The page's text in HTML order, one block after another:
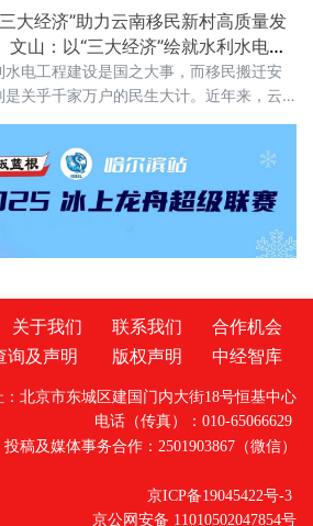
。待脚步轻叩新台村的那一刻，便懂何
珠缀星”——这座坐拥醴陵之巅的古村，正
嵌在明月镇肌理上，最璀璨动人的那一缕
明月镇的高山村落中，彰仙岭、军山早已
远播，新台村却似隐于深山的雅士，不事
谧。它的独特，先藏在醴陵“屋
三大经济”助力云南移民新村高质量发
文山：以“三大经济”绘就水利水电移
福新图景
水电工程建设是国之大事，而移民搬迁安
是关乎千家万户的民生大计。近年来，云
战略部署，将大中型水利水电移民搬迁安置
域产业升级深度融合，不仅让移民群众“搬
、稳得住”，更走出了一条具有边境特色的
安居乐业与致富奔小康的新路子。
关于我们 联系我们
合作机会
询及声明
版权声明 中经智库
：北京市东城区建国门内大街18号恒基中心
电话（传真）：010-65066629
投稿及媒体事务合作：2501903867（微信）
京ICP备19045422号-3
京公网安备 11010502047854号